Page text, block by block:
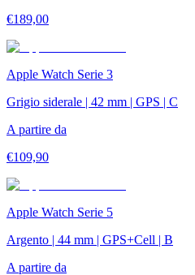
€189,00
Apple Watch Serie 3
Grigio siderale | 42 mm | GPS | C
A partire da
€109,90
Apple Watch Serie 5
Argento | 44 mm | GPS+Cell | B
A partire da